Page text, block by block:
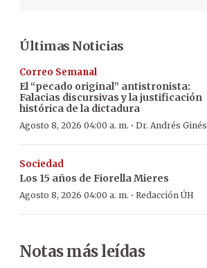
Últimas Noticias
Correo Semanal
El “pecado original” antistronista:
Falacias discursivas y la justificación
histórica de la dictadura
Agosto 8, 2026 04:00 a. m. · Dr. Andrés Ginés
Sociedad
Los 15 años de Fiorella Mieres
Agosto 8, 2026 04:00 a. m. · Redacción ÚH
Notas más leídas